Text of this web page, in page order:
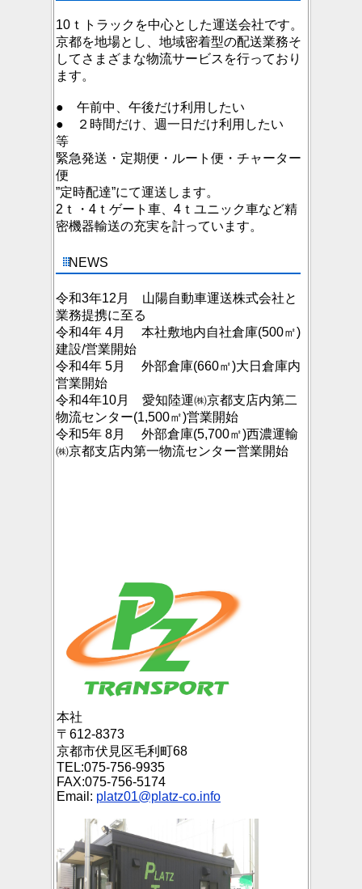
10ｔトラックを中心とした運送会社です。
京都を地場とし、地域密着型の配送業務そ
してさまざまな物流サービスを行っており
ます。
● 午前中、午後だけ利用したい
● ２時間だけ、週一日だけ利用したい
等
緊急発送・定期便・ルート便・チャーター
便
”定時配達”にて運送します。
2ｔ・4ｔゲート車、4ｔユニック車など精
密機器輸送の充実を計っています。
NEWS
令和3年12月 山陽自動車運送株式会社と
業務提携に至る
令和4年 4月 本社敷地内自社倉庫(500㎡)
建設/営業開始
令和4年 5月 外部倉庫(660㎡)大日倉庫内
営業開始
令和4年10月 愛知陸運㈱京都支店内第二
物流センター(1,500㎡)営業開始
令和5年 8月 外部倉庫(5,700㎡)西濃運輸
㈱京都支店内第一物流センター営業開始
本社
〒612-8373
京都市伏見区毛利町68
TEL:075-756-9935
FAX:075-756-5174
Email: platz01@platz-co.info